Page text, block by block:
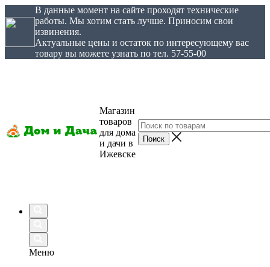
В данные момент на сайте проходят технические
работы. Мы хотим стать лучше. Приносим свои
извинения.
Актуальные цены и остаток по интересующему вас
товару вы можете узнать по тел. 57-55-00
Магазин
товаров
для дома
и дачи в
Ижевске
Меню